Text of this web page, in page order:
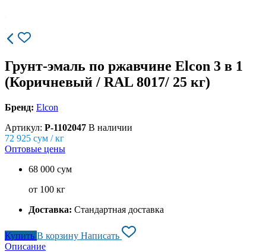
Грунт-эмаль по ржавчине Elcon 3 в 1
(Коричневый / RAL 8017/ 25 кг)
Бренд: Elcon
Артикул: P-1102047 В наличии
72 925 сум / кг
Оптовые цены
68 000 сум
от 100 кг
Доставка: Стандартная доставка
Купить В корзину Написать
Описание